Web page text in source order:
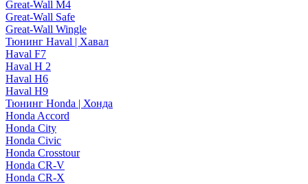
Great-Wall M4
Great-Wall Safe
Great-Wall Wingle
Тюнинг Haval | Хавал
Haval F7
Haval H 2
Haval H6
Haval H9
Тюнинг Honda | Хонда
Honda Accord
Honda City
Honda Civic
Honda Crosstour
Honda CR-V
Honda CR-X